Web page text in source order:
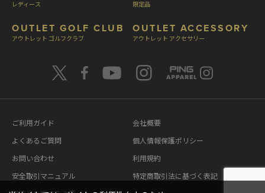
レディース
OUTLET GOLF CLUB
アウトレット ゴルフクラブ
限定品
OUTLET ACCESSORY
アウトレット アクセサリー
ご利用ガイド
よくあるご質問
お問い合わせ
安全取引マニュアル
会社概要
個人情報保護ポリシー
利用規約
特定商取引法に基づく表記